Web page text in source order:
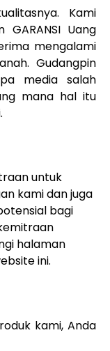
Kami
GARANSI Uang
mengalami
Gudangpin
media salah
mana hal itu
untuk
kami dan juga
bagi
halaman
ini.
kami, Anda